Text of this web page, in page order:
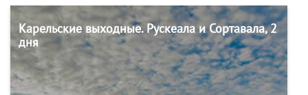
Карельские выходные. Рускеала и Сортавала, 2
дня